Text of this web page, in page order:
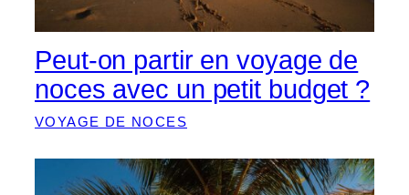
Peut-on partir en voyage de
noces avec un petit budget ?
VOYAGE DE NOCES